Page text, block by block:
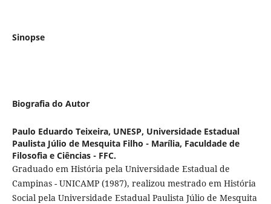
Sinopse
Biografia do Autor
Paulo Eduardo Teixeira, UNESP, Universidade Estadual
Paulista Júlio de Mesquita Filho - Marília, Faculdade de
Filosofia e Ciências - FFC.
Graduado em História pela Universidade Estadual de
Campinas - UNICAMP (1987), realizou mestrado em História
Social pela Universidade Estadual Paulista Júlio de Mesquita